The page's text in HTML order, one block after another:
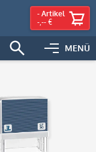
MENÜ
- Artikel
-,-- €